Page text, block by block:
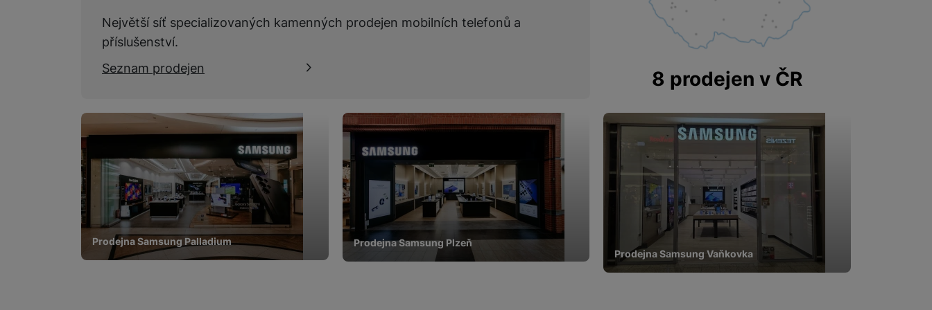
Největší síť specializovaných kamenných prodejen mobilních telefonů a
příslušenství.
Seznam prodejen
8 prodejen v ČR
Prodejna Samsung Palladium
Prodejna Samsung Plzeň
Prodejna Samsung Vaňkovka